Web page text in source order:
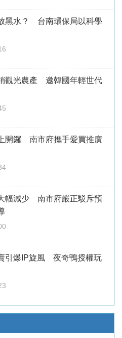
黑水？ 台南環保局以科學
觀光農產 邀韓國年輕世代
開鑼 南市府攜手愛買推廣
幅減少 南市府嚴正駁斥預
引爆IP旋風 夜奇鴨授權玩